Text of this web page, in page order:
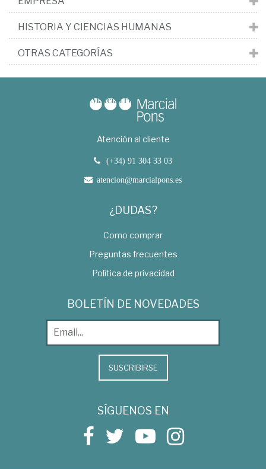
HISTORIA Y CIENCIAS HUMANAS
OTRAS CATEGORÍAS
Atención al cliente
(+34) 91 304 33 03
atencion@marcialpons.es
¿DUDAS?
Como comprar
Preguntas frecuentes
Política de privacidad
BOLETÍN DE NOVEDADES
SUSCRIBIRSE
SÍGUENOS EN